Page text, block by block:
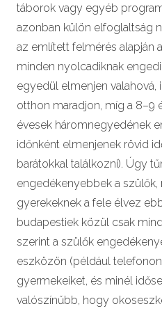
táborok vagy egyéb
azonban külön elfoglaltság
az említett felmérés alapján
minden nyolcadiknak
egyedül elmenjen
otthon maradjon, míg a 8–9
évesek háromnegyedének
időnként elmenjenek rövid
barátokkal találkozni). Úgy
engedékenyebbek a szülők,
gyerekeknek a fele élvez
budapestiek közül csak
szerint a szülők
eszközön (például
gyermekeiket, és minél
valószínűbb, hogy